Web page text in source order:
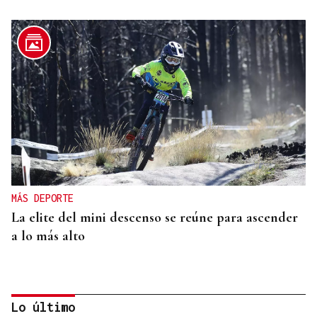
MÁS DEPORTE
La elite del mini descenso se reúne para ascender
a lo más alto
Lo último